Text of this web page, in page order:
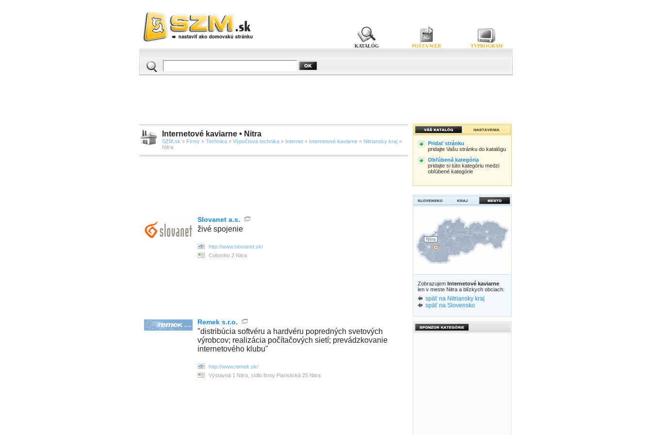
KATALÓG POŠTA/WEB TVPROGRAM
Internetové kaviarne • Nitra
SZM.sk » Firmy » Technika » Výpočtová technika » Internet » Internetové kaviarne » Nitriansky kraj »
Nitra
Slovanet a.s.
živé spojenie
http://www.slovanet.sk/
Coboriho 2 Nitra
Remek s.r.o.
"distribúcia softvéru a hardvéru popredných svetových
výrobcov; realizácia počítačových sietí; prevádzkovanie
internetového klubu"
http://www.remek.sk/
Výstavná 1 Nitra, sídlo firmy Piaristická 25 Nitra
Pridať stránku
pridajte Vašu stránku do katalógu
Obľúbená kategória
pridajte si túto kategóriu medzi
obľúbené kategórie
Nitra
Zobrazujem Internetové kaviarne
len v meste Nitra a blízkych obciach.
späť na Nitriansky kraj
späť na Slovensko